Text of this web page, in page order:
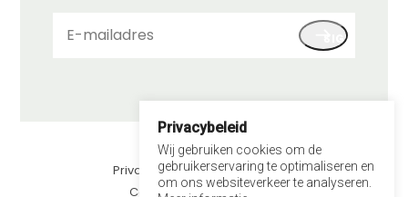
SIGN UP
© 2026 LEV
Privacybeleid
Contact
Privacybeleid
Wij gebruiken cookies om de
gebruikerservaring te optimaliseren en
om ons websiteverkeer te analyseren.